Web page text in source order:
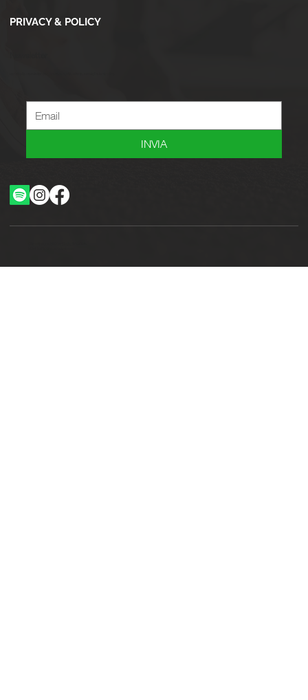
PRIVACY & POLICY
INVIA